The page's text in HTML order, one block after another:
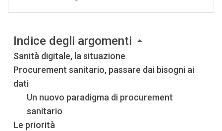
Indice degli argomenti
Sanità digitale, la situazione
Procurement sanitario, passare dai bisogni ai
dati
Un nuovo paradigma di procurement
sanitario
Le priorità